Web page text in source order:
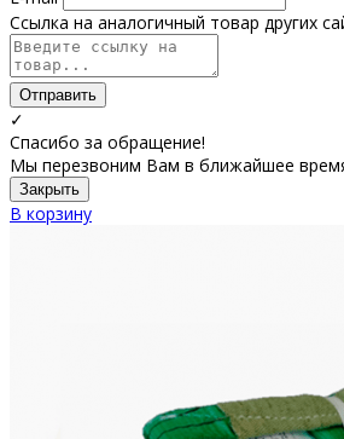
Ссылка на аналогичный товар других
Отправить
✓
Спасибо за обращение!
Мы перезвоним Вам в ближайшее
Закрыть
В корзину